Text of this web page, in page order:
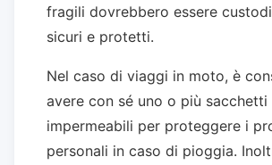
fragili dovrebbero essere
sicuri e protetti.
Nel caso di viaggi in moto, è
avere con sé uno o più sacchetti
impermeabili per proteggere i
personali in caso di pioggia.